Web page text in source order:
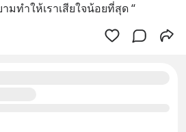
มทำให้เราเสียใจน้อยที่สุด “